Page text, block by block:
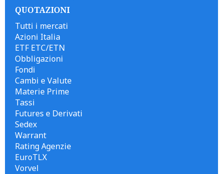
QUOTAZIONI
Tutti i mercati
Azioni Italia
ETF ETC/ETN
Obbligazioni
Fondi
Cambi e Valute
Materie Prime
Tassi
Futures e Derivati
Sedex
Warrant
Rating Agenzie
EuroTLX
Vorvel